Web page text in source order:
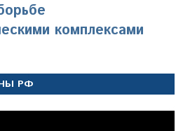
комплексами
РФ